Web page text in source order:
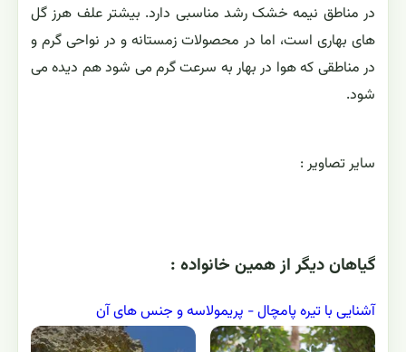
در مناطق نیمه خشک رشد مناسبی دارد. بیشتر علف هرز گل
های بهاری است، اما در محصولات زمستانه و در نواحی گرم و
در مناطقی که هوا در بهار به سرعت گرم می شود هم دیده می
شود.
ساير تصاوير :
گياهان ديگر از همين خانواده :
آشنایی با تیره پامچال - پريمولاسه و جنس های آن